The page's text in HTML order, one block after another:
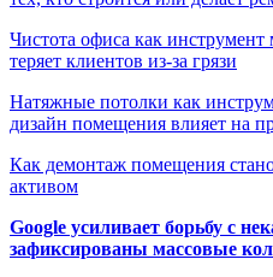
Чистота офиса как инструмент
теряет клиентов из-за грязи
Натяжные потолки как
дизайн помещения влияет на
Как демонтаж помещения
активом
Google усиливает борьбу с
зафиксированы массовые